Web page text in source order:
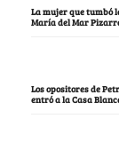
La mujer que tumbó
María del Mar
Los opositores de
entró a la Casa